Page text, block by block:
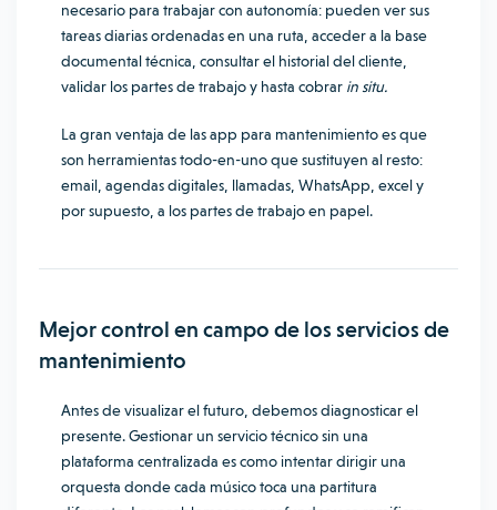
necesario para trabajar con autonomía: pueden ver sus
tareas diarias ordenadas en una ruta, acceder a la base
documental técnica, consultar el historial del cliente,
validar los partes de trabajo y hasta cobrar in situ.
La gran ventaja de las app para mantenimiento es que
son herramientas todo-en-uno que sustituyen al resto:
email, agendas digitales, llamadas, WhatsApp, excel y
por supuesto, a los partes de trabajo en papel.
Mejor control en campo de los servicios de
mantenimiento
Antes de visualizar el futuro, debemos diagnosticar el
presente. Gestionar un servicio técnico sin una
plataforma centralizada es como intentar dirigir una
orquesta donde cada músico toca una partitura